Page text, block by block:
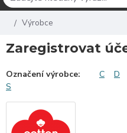
Výrobce
Zaregistrovat
Označení výrobce: C D
S